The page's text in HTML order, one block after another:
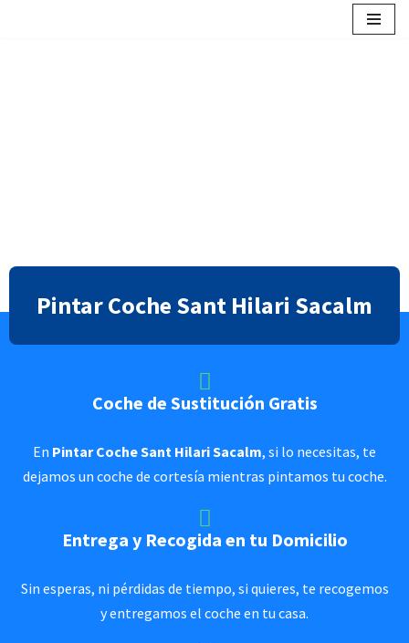
Pintar Coche Sant Hilari Sacalm
Coche de Sustitución Gratis
En Pintar Coche Sant Hilari Sacalm, si lo necesitas, te
dejamos un coche de cortesía mientras pintamos tu coche.
Entrega y Recogida en tu Domicilio
Sin esperas, ni pérdidas de tiempo, si quieres, te recogemos
y entregamos el coche en tu casa.